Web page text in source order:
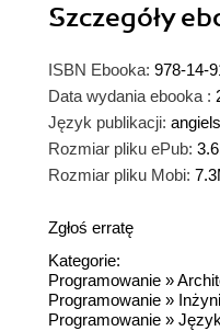
Szczegóły
ISBN Ebooka: 978-14-
Data wydania ebooka :
Język publikacji:
Rozmiar pliku ePub:
Rozmiar pliku Mobi:
Zgłoś erratę
Kategorie:
Programowanie »
Programowanie »
Programowanie »